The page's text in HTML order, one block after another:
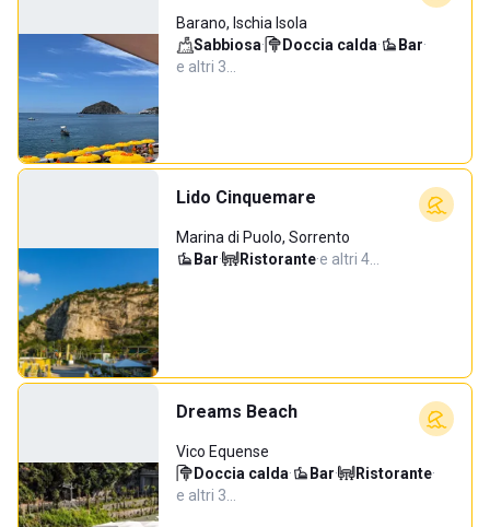
Barano, Ischia Isola
Sabbiosa· Doccia calda· Bar·
e altri 3…
Lido Cinquemare
Marina di Puolo, Sorrento
Bar· Ristorante·e altri 4…
Dreams Beach
Vico Equense
Doccia calda· Bar· Ristorante·
e altri 3…